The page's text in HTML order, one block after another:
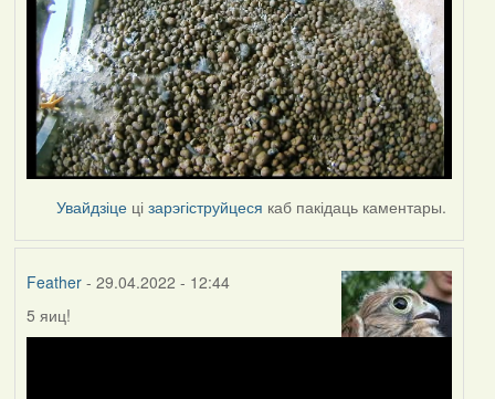
Увайдзіце цізарэгіструйцеся каб пакідаць каментары.
Feather- 29.04.2022 - 12:44
5 яиц!